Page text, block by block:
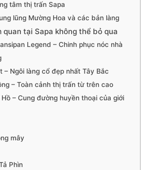
tâm thị trấn Sapa
lũng Mường Hoa và các bản làng
quan tại Sapa không thể bỏ qua
Legend – Chinh phục nóc nhà
– Ngôi làng cổ đẹp nhất Tây Bắc
– Toàn cảnh thị trấn từ trên cao
– Cung đường huyền thoại của giới
mây
Phìn